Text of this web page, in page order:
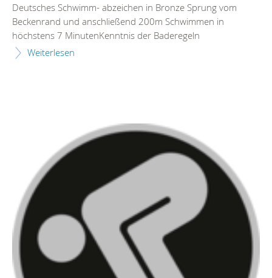
Deutsches Schwimm- abzeichen in Bronze Sprung vom
Beckenrand und anschließend 200m Schwimmen in
höchstens 7 MinutenKenntnis der Baderegeln
Weiterlesen